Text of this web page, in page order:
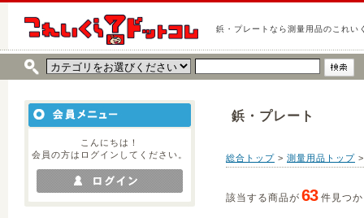
鋲・プレートなら測量用品のこれい
こんにちは！
会員の方はログインしてください。
鋲・プレート
総合トップ > 測量用品トップ >
該当する商品が 63 件見つ